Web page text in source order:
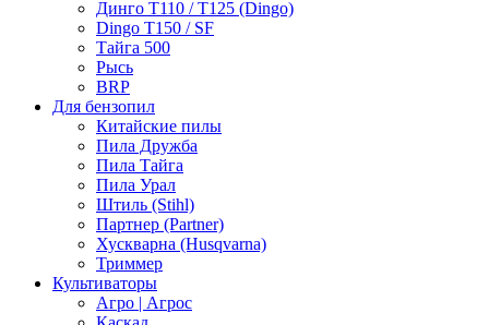
Динго T110 / T125 (Dingo)
Dingo T150 / SF
Тайга 500
Рысь
BRP
Для бензопил
Китайские пилы
Пила Дружба
Пила Тайга
Пила Урал
Штиль (Stihl)
Партнер (Partner)
Хускварна (Husqvarna)
Триммер
Культиваторы
Агро | Агрос